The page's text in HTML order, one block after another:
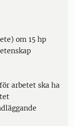
om 15 hp
arbetet ska ha